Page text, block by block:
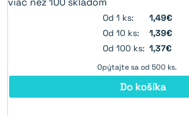
Od 1 ks:
1,49€
Od 10 ks:
1,39€
Od 100 ks: 1,37€
Opýtajte sa od 500 ks.
Do košíka